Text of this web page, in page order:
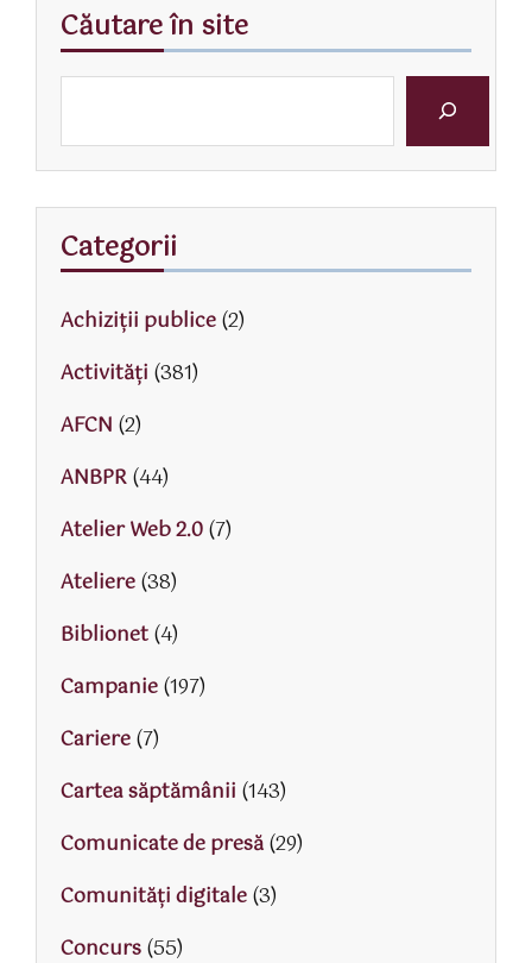
Căutare în site
Categorii
Achiziții publice(2)
Activităţi (381)
AFCN (2)
ANBPR(44)
Atelier Web 2.0(7)
Ateliere(38)
Biblionet(4)
Campanie(197)
Cariere(7)
Cartea săptămânii (143)
Comunicate de presă(29)
Comunități digitale(3)
Concurs(55)